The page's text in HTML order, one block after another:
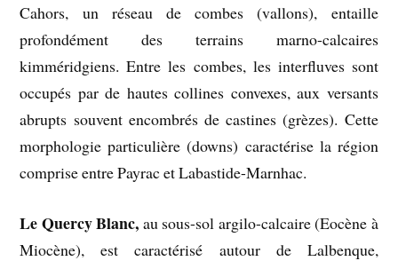
Cahors, un réseau de combes (vallons), entaille
profondément des terrains marno-calcaires
kimméridgiens. Entre les combes, les interfluves sont
occupés par de hautes collines convexes, aux versants
abrupts souvent encombrés de castines (grèzes). Cette
morphologie particulière (downs) caractérise la région
comprise entre Payrac et Labastide-Marnhac.
Le Quercy Blanc, au sous-sol argilo-calcaire (Eocène à
Miocène), est caractérisé autour de Lalbenque,